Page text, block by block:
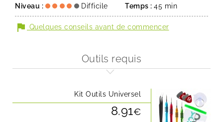
Niveau : Difficile Temps : 45 min
flag Quelques conseils avant de commencer
Outils requis
Kit Outils Universel
8.91€